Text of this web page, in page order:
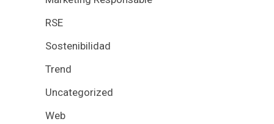
RSE
Sostenibilidad
Trend
Uncategorized
Web